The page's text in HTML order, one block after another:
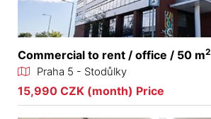
Commercial to rent / office / 50 m2
Praha 5 - Stodůlky
15,990 CZK (month) Price